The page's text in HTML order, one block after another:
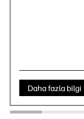
Daha fazla bilgi